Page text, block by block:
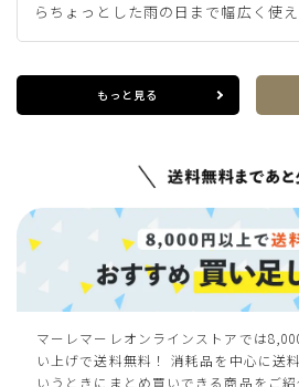
グレー
SS(22.5cm)
S(23.0cm)
M(23.5cm)
L(24.0cm)
らちょっとした雨の日まで幅広く使え
もっと見る
マーレマーレオンラインストアでは
い上げで送料無料！ 消耗品を中心に送
いうときにまとめ買いできる商品をご